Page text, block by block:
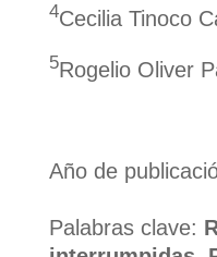
4Cecilia Tinoco
5Rogelio Oliver
Año de
Palabras clave: